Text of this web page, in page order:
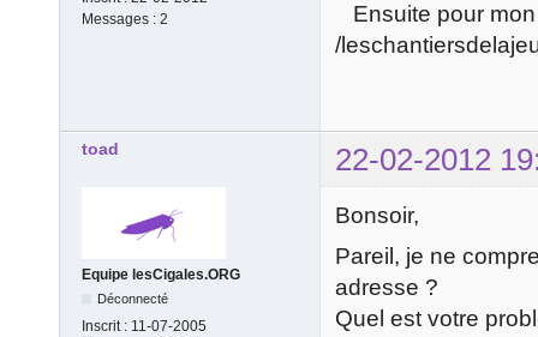
Messages : 2
Ensuite pour
/
toad 22-02-2012
Equipe lesCigales.ORG
Déconnecté
Inscrit : 11-07-2005
Bonsoir,
Pareil, je ne
adresse ?
Quel est votre